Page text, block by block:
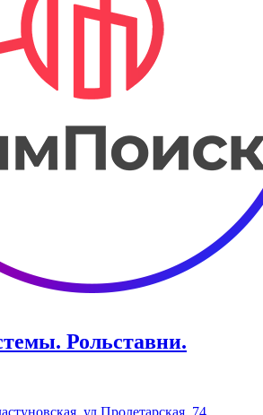
Рольставни.
ул.Пролетарская, 74